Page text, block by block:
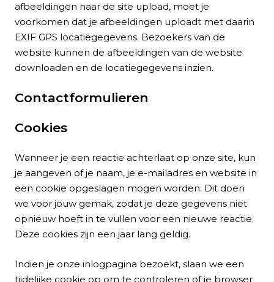
afbeeldingen naar de site upload, moet je
voorkomen dat je afbeeldingen uploadt met daarin
EXIF GPS locatiegegevens. Bezoekers van de
website kunnen de afbeeldingen van de website
downloaden en de locatiegegevens inzien.
Contactformulieren
Cookies
Wanneer je een reactie achterlaat op onze site, kun
je aangeven of je naam, je e-mailadres en website in
een cookie opgeslagen mogen worden. Dit doen
we voor jouw gemak, zodat je deze gegevens niet
opnieuw hoeft in te vullen voor een nieuwe reactie.
Deze cookies zijn een jaar lang geldig.
Indien je onze inlogpagina bezoekt, slaan we een
tijdelijke cookie op om te controleren of je browser